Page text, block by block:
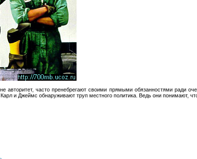
часто пренебрегают своими прямыми обязанностями ради
и Джеймс обнаруживают труп местного политика. Ведь они понимают,